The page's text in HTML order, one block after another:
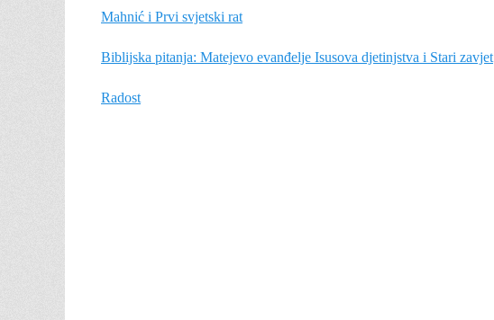
Mahnić i Prvi svjetski rat
Biblijska pitanja: Matejevo evanđelje Isusova djetinjstva i Stari zavjet
Radost